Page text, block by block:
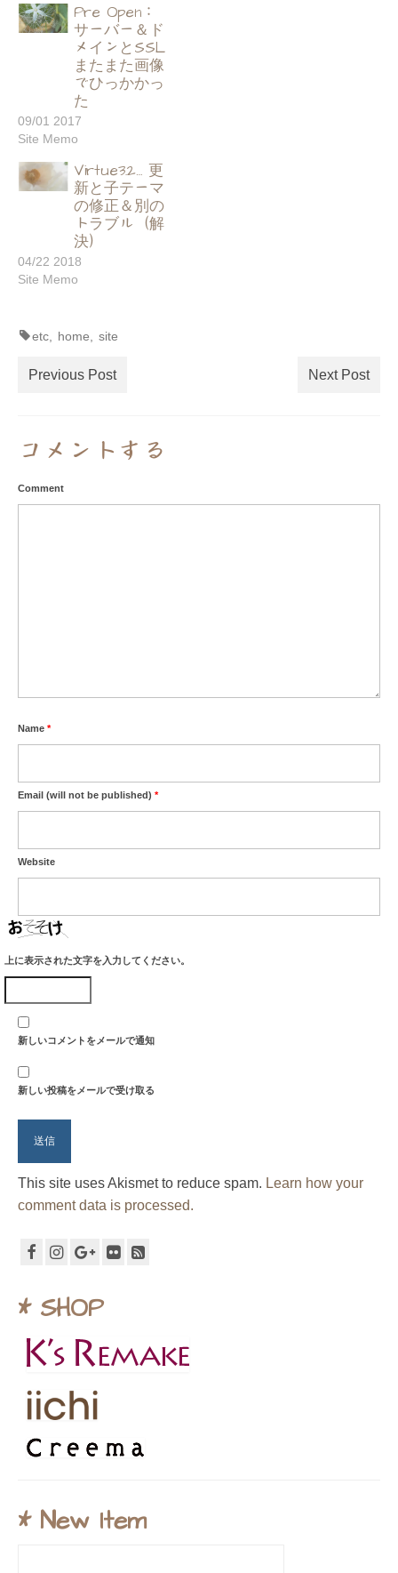
Pre Open：
サーバー＆ド
メインとSSL
またまた画像
でひっかかっ
た
09/01 2017
Site Memo
Virtue3.2… 更
新と子テーマ
の修正＆別の
トラブル（解
決）
04/22 2018
Site Memo
etc home site
Previous Post Next Post
コメントする
Comment
Name *
Email (will not be published) *
Website
上に表示された文字を入力してください。
新しいコメントをメールで通知
新しい投稿をメールで受け取る
This site uses Akismet to reduce spam. Learn how your
comment data is processed.
* SHOP
* New Item